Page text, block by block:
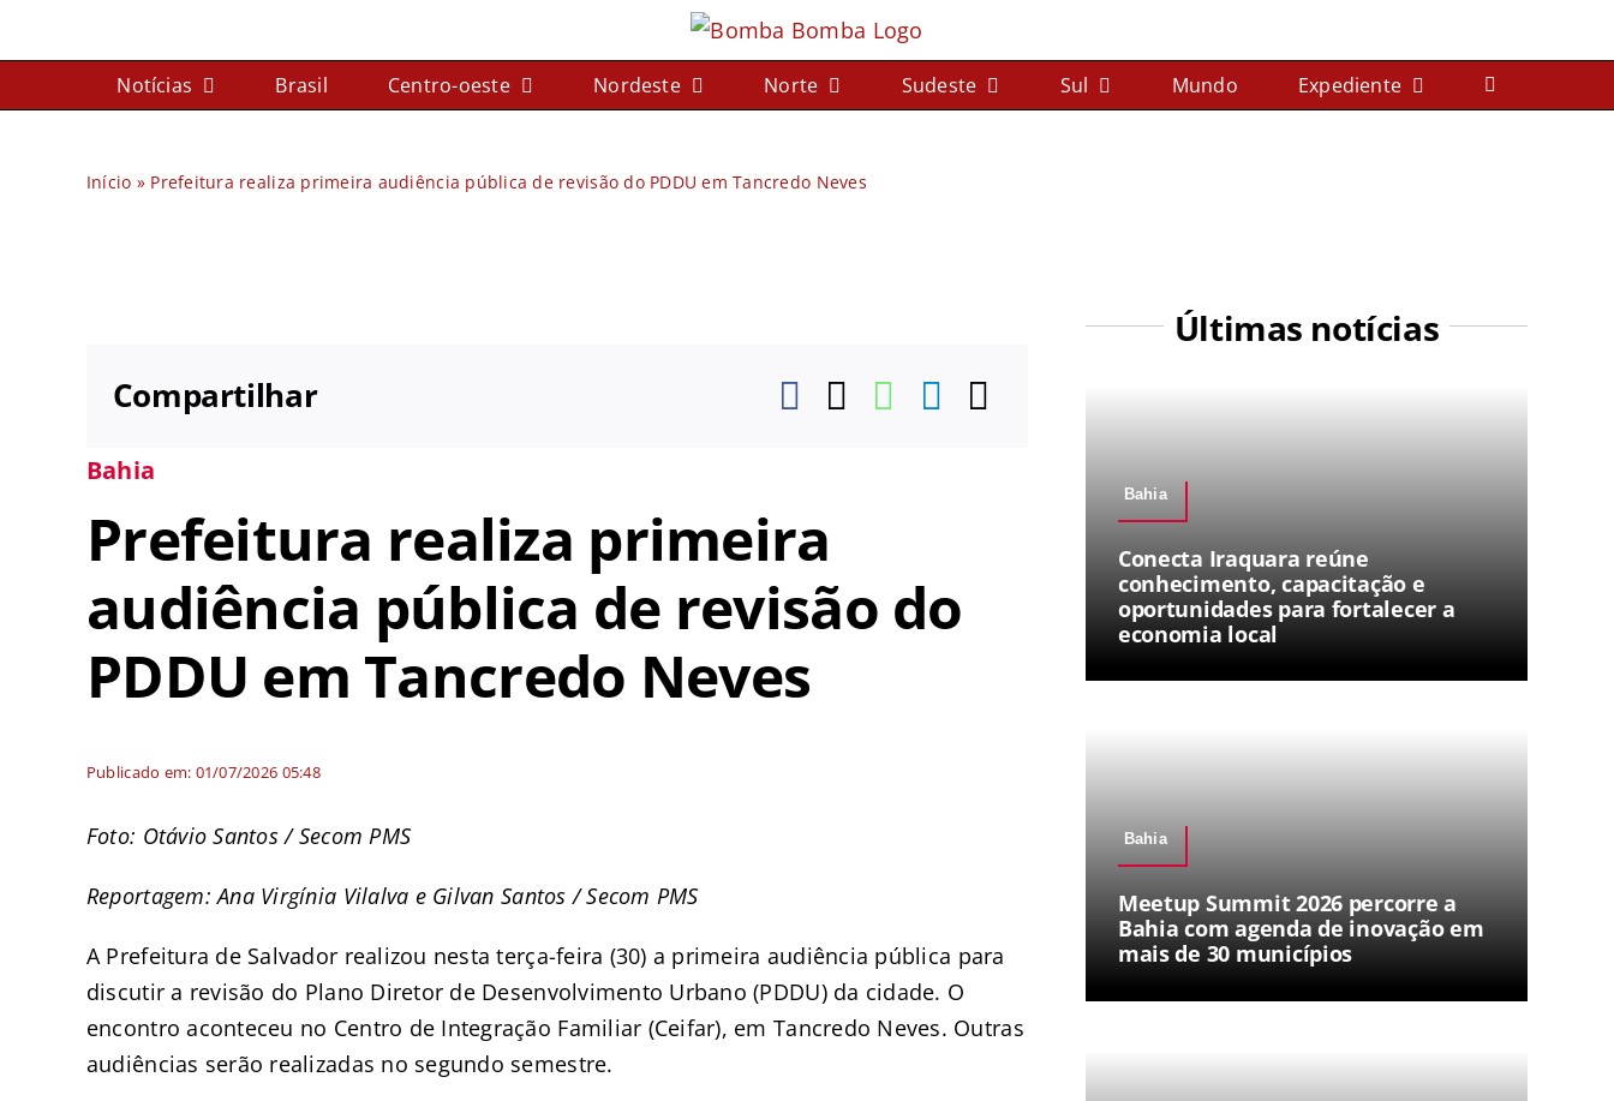
para
Notícias Brasil Centro-oeste Nordeste Norte Sudeste Sul Mundo Expediente
Início » Prefeitura realiza primeira audiência pública de revisão do PDDU em Tancredo Neves
Compartilhar
Bahia
Prefeitura realiza primeira
audiência pública de revisão do
PDDU em Tancredo Neves
Publicado em: 01/07/2026 05:48
Foto: Otávio Santos / Secom PMS
Reportagem: Ana Virgínia Vilalva e Gilvan Santos / Secom PMS
A Prefeitura de Salvador realizou nesta terça-feira (30) a primeira audiência pública para
discutir a revisão do Plano Diretor de Desenvolvimento Urbano (PDDU) da cidade. O
encontro aconteceu no Centro de Integração Familiar (Ceifar), em Tancredo Neves. Outras
audiências serão realizadas no segundo semestre.
Últimas notícias
Bahia
Conecta Iraquara reúne
conhecimento, capacitação e
oportunidades para fortalecer a
economia local
Bahia
Meetup Summit 2026 percorre a
Bahia com agenda de inovação em
mais de 30 municípios